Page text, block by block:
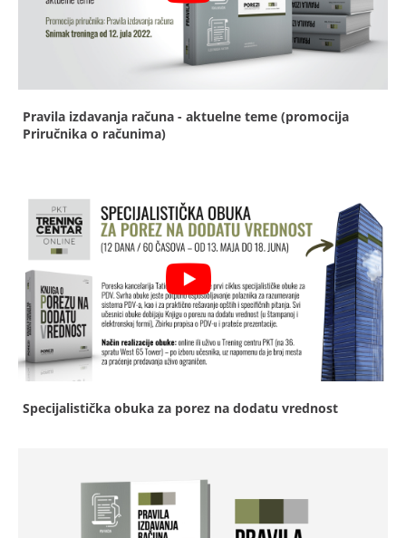
Pravila izdavanja računa - aktuelne teme (promocija
Priručnika o računima)
Specijalistička obuka za porez na dodatu vrednost